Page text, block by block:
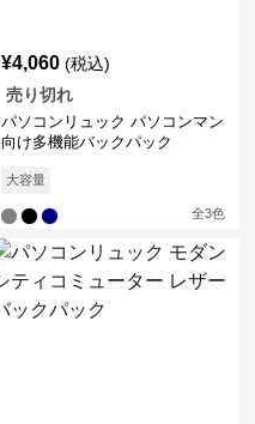
¥4,060 (税込)
売り切れ
パソコンリュック パソコンマン
向け多機能バックパック
大容量
全3色